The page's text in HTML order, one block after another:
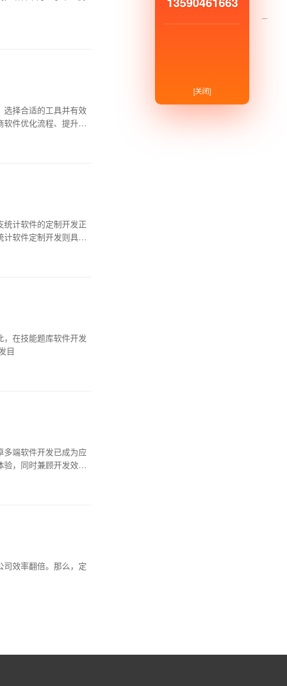
选择合适的工具并有效
件优化流程、提升服
计软件的定制开发正
软件定制开发则具有
在技能题库软件开发
确开发目
端软件开发已成为应
，同时兼顾开发效率
效率翻倍。那么，定
[关闭]